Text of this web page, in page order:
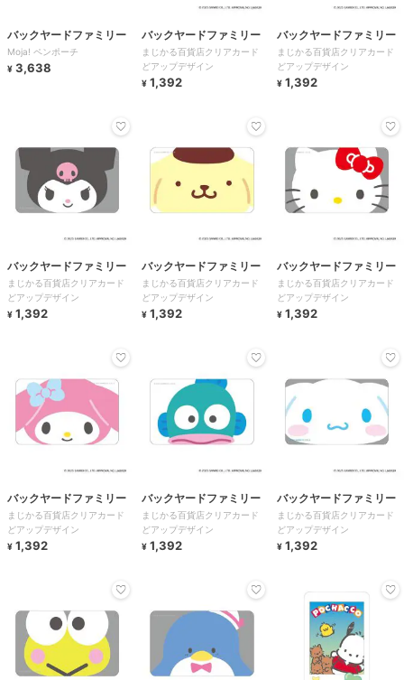
バックヤードファミリー
Moja! ペンポーチ
¥ 3,638
バックヤードファミリー
まじかる百貨店クリアカード
どアップデザイン
¥ 1,392
バックヤードファミリー
まじかる百貨店クリアカード
どアップデザイン
¥ 1,392
バックヤードファミリー
まじかる百貨店クリアカード
どアップデザイン
¥ 1,392
バックヤードファミリー
まじかる百貨店クリアカード
どアップデザイン
¥ 1,392
バックヤードファミリー
まじかる百貨店クリアカード
どアップデザイン
¥ 1,392
バックヤードファミリー
まじかる百貨店クリアカード
どアップデザイン
¥ 1,392
バックヤードファミリー
まじかる百貨店クリアカード
どアップデザイン
¥ 1,392
バックヤードファミリー
まじかる百貨店クリアカード
どアップデザイン
¥ 1,392